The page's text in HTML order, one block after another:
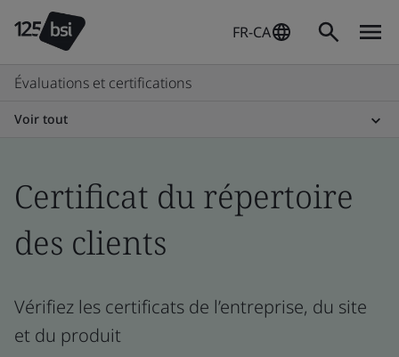
FR-CA
Évaluations et certifications
Voir tout
Certificat du répertoire
des clients
Vérifiez les certificats de l’entreprise, du site
et du produit